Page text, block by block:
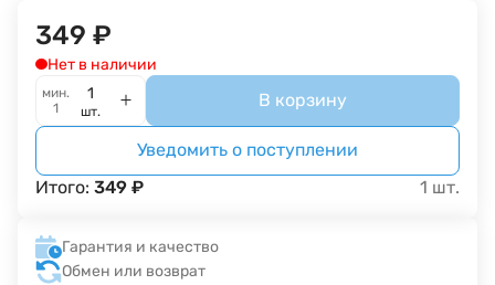
349 ₽
Нет в наличии
мин.
1
шт.
В корзину
Уведомить о поступлении
Итого: 349 ₽ 1 шт.
Гарантия и качество
Обмен или возврат